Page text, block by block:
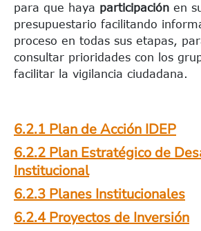
para que haya participación en
presupuestario facilitando
proceso en todas sus etapas,
consultar prioridades con los
facilitar la vigilancia ciudadana.
6.2.1 Plan de Acción IDEP
6.2.2 Plan Estratégico de
Institucional
6.2.3 Planes Institucionales
6.2.4 Proyectos de Inversión